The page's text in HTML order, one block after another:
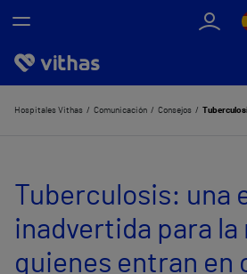
Nosotros
Servicios de salud
Equipo médico y asistencial
Hospitales Vithas Comunicación Consejos
Tuberculosis: una
inadvertida para la
quienes entran en